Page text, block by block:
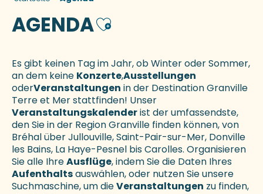
AGENDAAjouter aux favoris
Es gibt keinen Tag im Jahr, ob Winter oder Sommer,
an dem keine Konzerte,Ausstellungen
oderVeranstaltungen in der Destination Granville
Terre et Mer stattfinden! Unser
Veranstaltungskalenderist der umfassendste,
den Sie in der Region Granville finden können, von
Bréhal über Jullouville, Saint-Pair-sur-Mer, Donville
les Bains, La Haye-Pesnel bis Carolles. Organisieren
Sie alle IhreAusflüge, indem Sie die Daten Ihres
Aufenthaltsauswählen, oder nutzen Sie unsere
Suchmaschine, um dieVeranstaltungen zu finden,